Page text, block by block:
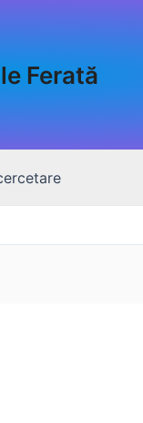
Ferată